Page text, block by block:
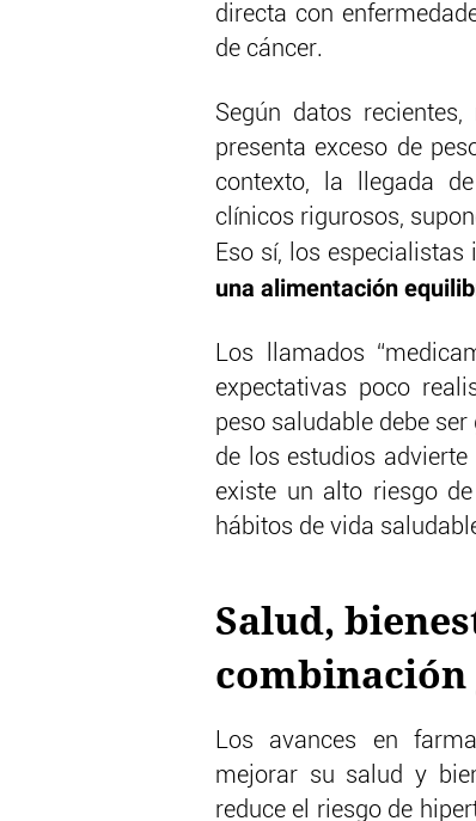
directa con
de cáncer.
Según datos
presenta exceso de
contexto, la llegada
clínicos rigurosos,
Eso sí, los especialistas
una alimentación
Los llamados
expectativas poco
peso saludable debe
de los estudios
existe un alto riesgo
hábitos de vida
Salud,
Los avances en
mejorar su salud y
reduce el riesgo de